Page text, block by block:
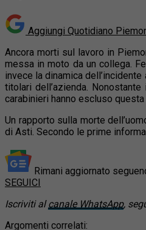
Aggiungi Quotidiano
Ancora morti sul lavoro in
messa in moto da un collega.
invece la dinamica
titolari dell’azienda.
carabinieri hanno escluso
Un rapporto sulla morte
di Asti. Secondo le prime
Rimani aggiornato
SEGUICI
Iscriviti alcanale WhatsApp,
Argomenti correlati: